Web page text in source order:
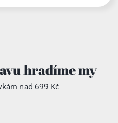
hradíme my
nad 699 Kč